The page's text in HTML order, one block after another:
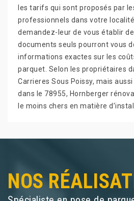
les tarifs qui sont proposés par
professionnels dans votre
demandez-leur de vous établir
documents seuls pourront vous
informations exactes sur les
parquet. Selon les propriétaires
Carrieres Sous Poissy, mais
dans le 78955, Hornberger
le moins chers en matière
NOS